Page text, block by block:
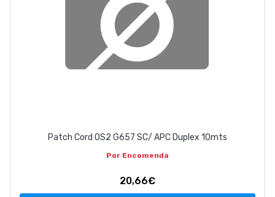
Patch Cord OS2 G657 SC/ APC Duplex 10mts
Por Encomenda
20,66€